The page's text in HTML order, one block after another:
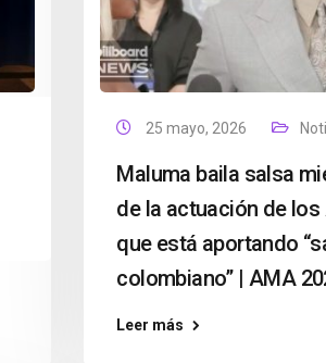
25 mayo, 2026
Maluma baila salsa
de la actuación de
que está aportando
colombiano” | AMA
Leer más